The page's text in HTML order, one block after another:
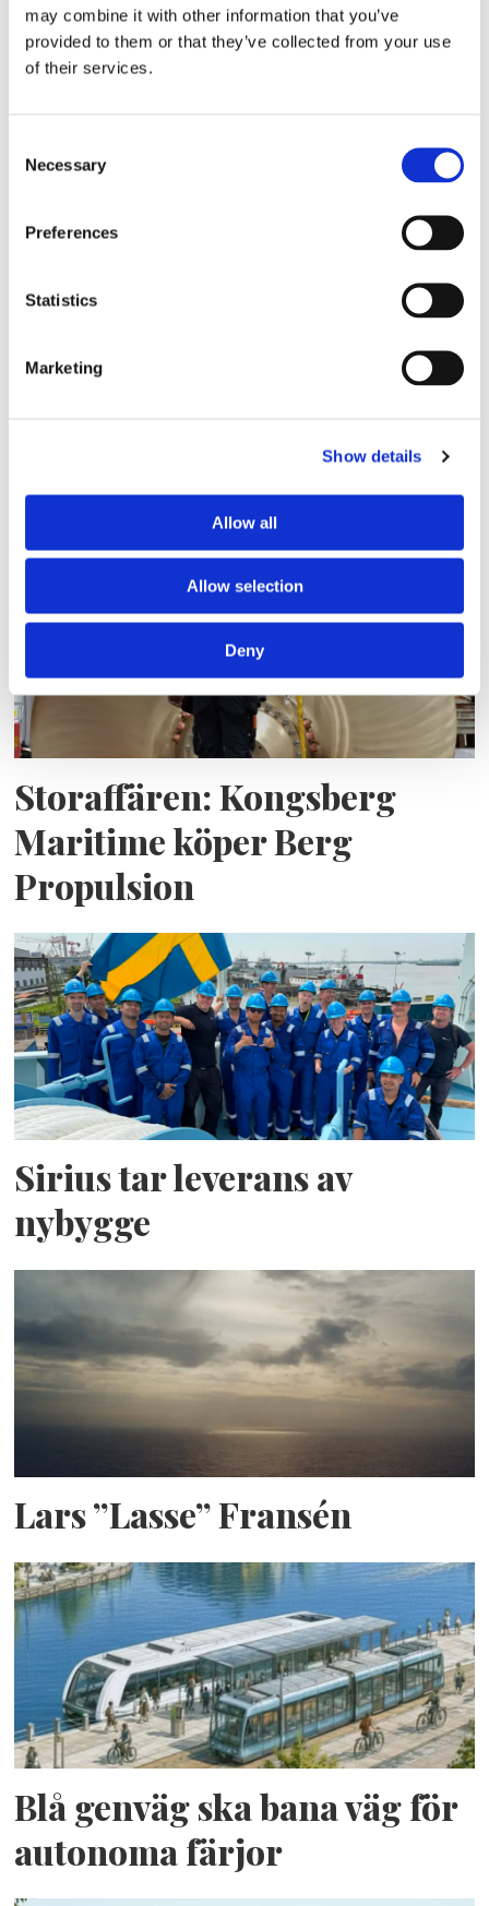
may combine it with other information that you’ve
provided to them or that they’ve collected from your use
of their services.
Selection
Necessary
Preferences
Statistics
Marketing
Show details
Allow all
Allow selection
Deny
Tallink lyfter halvåret trots
bränslekostnader men
frakten fortsätter växa
Storaffären: Kongsberg
Maritime köper Berg
Propulsion
Sirius tar leverans av
nybygge
Lars ”Lasse” Fransén
Blå genväg ska bana väg för
autonoma färjor